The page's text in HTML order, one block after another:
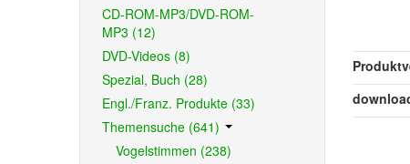
CD-ROM-MP3/DVD-ROM-
MP3 (12)
DVD-Videos (8)
Spezial, Buch (28)
Engl./Franz. Produkte (33)
Themensuche (641)
Vogelstimmen (238)